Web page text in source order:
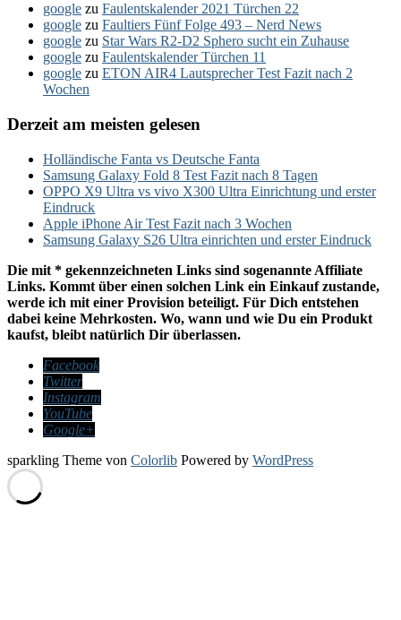
google zu Faulentskalender 2021 Türchen 22
google zu Faultiers Fünf Folge 493 – Nerd News
google zu Star Wars R2-D2 Sphero sucht ein Zuhause
google zu Faulentskalender Türchen 11
google zu ETON AIR4 Lautsprecher Test Fazit nach 2
Wochen
Derzeit am meisten gelesen
Holländische Fanta vs Deutsche Fanta
Samsung Galaxy Fold 8 Test Fazit nach 8 Tagen
OPPO X9 Ultra vs vivo X300 Ultra Einrichtung und erster
Eindruck
Apple iPhone Air Test Fazit nach 3 Wochen
Samsung Galaxy S26 Ultra einrichten und erster Eindruck
Die mit * gekennzeichneten Links sind sogenannte Affiliate
Links. Kommt über einen solchen Link ein Einkauf zustande,
werde ich mit einer Provision beteiligt. Für Dich entstehen
dabei keine Mehrkosten. Wo, wann und wie Du ein Produkt
kaufst, bleibt natürlich Dir überlassen.
Facebook
Twitter
Instagram
YouTube
Google+
sparkling Theme von Colorlib Powered by WordPress